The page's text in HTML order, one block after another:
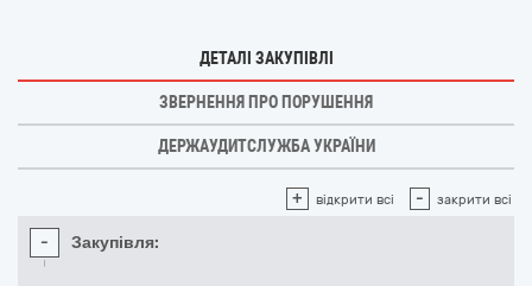
ДЕТАЛІ ЗАКУПІВЛІ
ЗВЕРНЕННЯ ПРО ПОРУШЕННЯ
ДЕРЖАУДИТСЛУЖБА УКРАЇНИ
+ відкрити всі - закрити всі
- Закупівля: